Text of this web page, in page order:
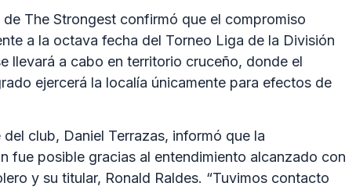
de The Strongest confirmó que el compromiso
a la octava fecha del Torneo Liga de la División
llevará a cabo en territorio cruceño, donde el
ejercerá la localía únicamente para efectos de
del club, Daniel Terrazas, informó que la
fue posible gracias al entendimiento alcanzado con
y su titular, Ronald Raldes. “Tuvimos contacto